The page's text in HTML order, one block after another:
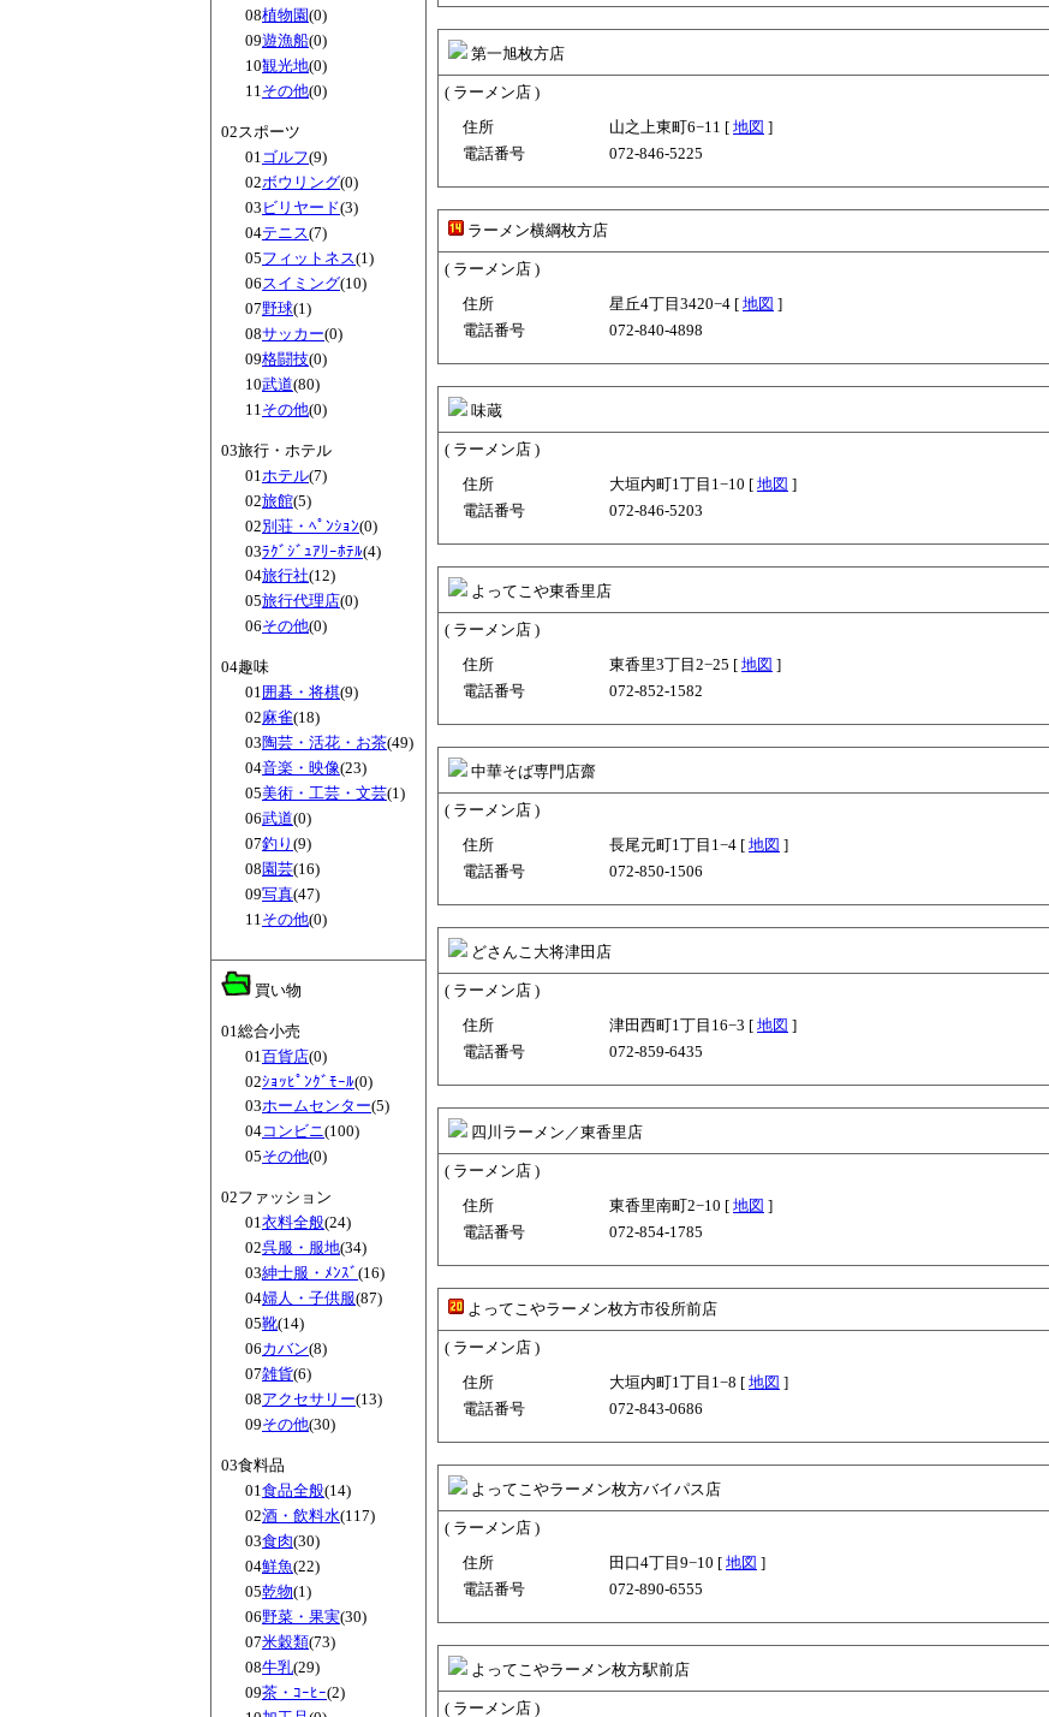
08植物園(0)
09遊漁船(0)
10観光地(0)
11その他(0)
02スポーツ
01ゴルフ(9)
02ボウリング(0)
03 ビリヤード(3)
04テニス(7)
05フィットネス(1)
06スイミング(10)
07野球(1)
08サッカー(0)
09格闘技(0)
10武道(80)
11その他(0)
03旅行・ホテル
01ホテル(7)
02旅館(5)
02別荘・ﾍﾟﾝｼｮﾝ(0)
03ﾗｸﾞｼﾞｭｱﾘｰﾎﾃﾙ(4)
04旅行社(12)
05旅行代理店(0)
06その他(0)
04趣味
01 囲碁・将棋(9)
02麻雀(18)
03陶芸・活花・お茶(49)
04音楽・映像(23)
05美術・工芸・文芸(1)
06武道(0)
07釣り (9)
08園芸(16)
09写真(47)
11その他(0)
買い物
01総合小売
01百貨店(0)
02ｼｮｯﾋﾟﾝｸﾞﾓｰﾙ(0)
03ホームセンター(5)
04コンビニ(100)
05その他(0)
02ファッション
01衣料全般(24)
02呉服・服地(34)
03紳士服・ﾒﾝｽﾞ (16)
04婦人・子供服(87)
05靴(14)
06カバン(8)
07雑貨(6)
08アクセサリー(13)
09その他(30)
03食料品
01食品全般(14)
02酒・飲料水(117)
03食肉(30)
04鮮魚(22)
05乾物(1)
06野菜・果実(30)
07米穀類(73)
08牛乳(29)
09茶・ｺｰﾋｰ(2)
第一旭枚方店
( ラーメン店 )
住所
山之上東町6−11 [ 地図 ]
電話番号
072-846-5225
ラーメン横綱枚方店
( ラーメン店 )
住所
星丘4丁目3420−4 [ 地図 ]
電話番号
072-840-4898
味蔵
( ラーメン店 )
住所
大垣内町1丁目1−10 [ 地図 ]
電話番号
072-846-5203
よってこや東香里店
( ラーメン店 )
住所
東香里3丁目2−25 [ 地図 ]
電話番号
072-852-1582
中華そば専門店齋
( ラーメン店 )
住所
長尾元町1丁目1−4 [ 地図 ]
電話番号
072-850-1506
どさんこ大将津田店
( ラーメン店 )
住所
津田西町1丁目16−3 [ 地図 ]
電話番号
072-859-6435
四川ラーメン／東香里店
( ラーメン店 )
住所
東香里南町2−10 [ 地図 ]
電話番号
072-854-1785
よってこやラーメン枚方市役所前店
( ラーメン店 )
住所
大垣内町1丁目1−8 [ 地図 ]
電話番号
072-843-0686
よってこやラーメン枚方バイパス店
( ラーメン店 )
住所
田口4丁目9−10 [ 地図 ]
電話番号
072-890-6555
よってこやラーメン枚方駅前店
( ラーメン店 )